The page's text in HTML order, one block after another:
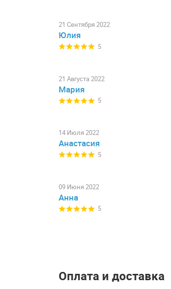
21 Сентября 2022
Юлия
5
21 Августа 2022
Мария
5
14 Июля 2022
Анастасия
5
09 Июня 2022
Анна
5
Оплата и доставка